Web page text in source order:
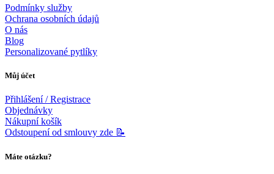
Podmínky služby
Ochrana osobních údajů
O nás
Blog
Personalizované pytlíky
Můj účet
Přihlášení / Registrace
Objednávky
Nákupní košík
Odstoupení od smlouvy zde 📝
Máte otázku?